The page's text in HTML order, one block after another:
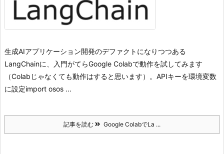
生成AIアプリケーション開発のデファクトになりつつある
LangChainに、入門がてらGoogle Colabで動作を試してみます
（Colabじゃなくても動作はすると思います）。 APIキーを環境変数
に設定import osos ...
記事を読む Google ColabでLa ...